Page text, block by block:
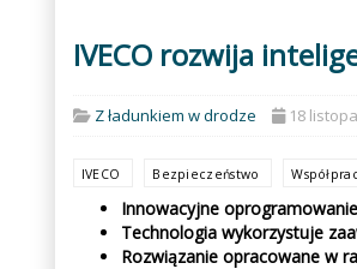
IVECO rozwija
Z ładunkiem w drodze 18
IVECO Bezpieczeństwo
Innowacyjne
Technologia wykorzystuje
Rozwiązanie opracowane w